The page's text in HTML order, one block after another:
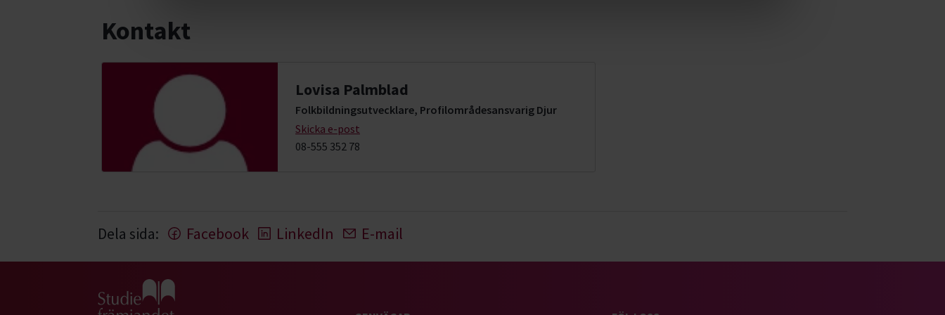
Kontakt
Lovisa Palmblad
Folkbildningsutvecklare, Profilområdesansvarig Djur
Skicka e-post
08-555 352 78
Dela sida: Facebook LinkedIn E-mail
Gå till studiefrämjandets startsida